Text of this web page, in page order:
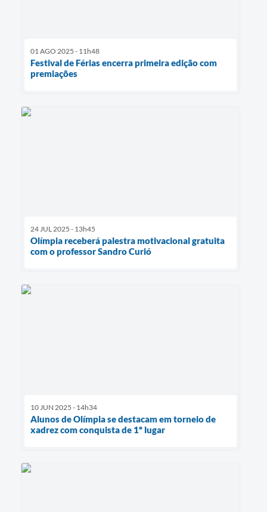
01 AGO 2025 - 11h48
Festival de Férias encerra primeira edição com
premiações
24 JUL 2025 - 13h45
Olímpia receberá palestra motivacional gratuita
com o professor Sandro Curió
10 JUN 2025 - 14h34
Alunos de Olímpia se destacam em torneio de
xadrez com conquista de 1º lugar